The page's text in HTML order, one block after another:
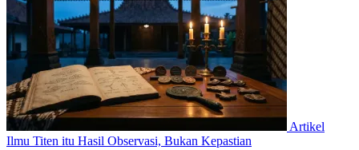
Artikel
Ilmu Titen itu Hasil Observasi, Bukan Kepastian